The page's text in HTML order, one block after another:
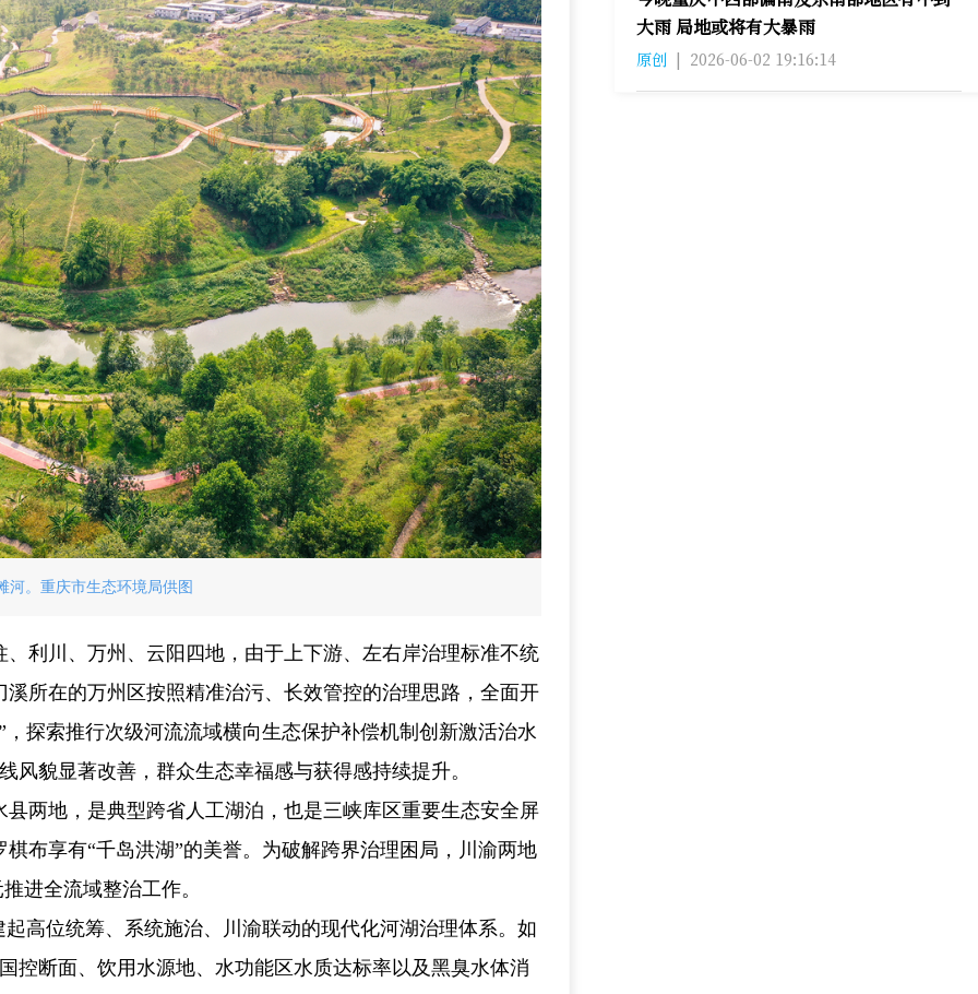
河。重庆市生态环境局供图
利川、万州、云阳四地，由于上下游、左右岸治理标准不统
所在的万州区按照精准治污、长效管控的治理思路，全面开
探索推行次级河流流域横向生态保护补偿机制创新激活治水
风貌显著改善，群众生态幸福感与获得感持续提升。
两地，是典型跨省人工湖泊，也是三峡库区重要生态安全屏
布享有“千岛洪湖”的美誉。为破解跨界治理困局，川渝两地
进全流域整治工作。
高位统筹、系统施治、川渝联动的现代化河湖治理体系。如
控断面、饮用水源地、水功能区水质达标率以及黑臭水体消
大雨 局地或将有大暴雨
原创 | 2026-06-02 19:16:14